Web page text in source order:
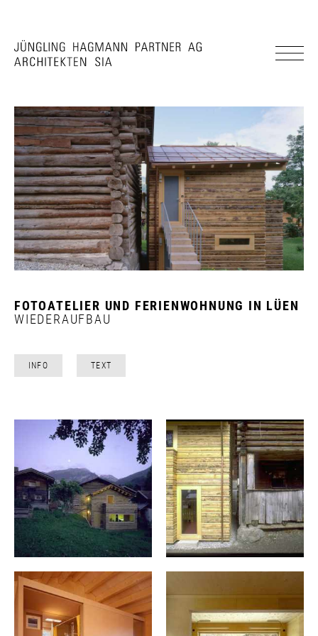
FOTOATELIER UND FERIENWOHNUNG IN LÜEN
WIEDERAUFBAU
INFO TEXT